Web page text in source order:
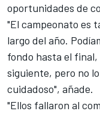
oportunidades de
"El campeonato es
largo del año.
fondo hasta el
siguiente, pero no
cuidadoso", añade.
"Ellos fallaron al